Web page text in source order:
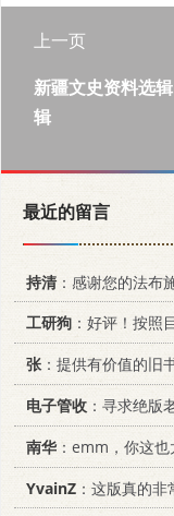
上一页
新疆文史资料选
辑
最近的留言
持清：感谢您的法布
工研狗 ：好评！按照
张：提供有价值的旧
电子管收 ：寻求绝版
南华：emm，你这也
YvainZ ：这版真的